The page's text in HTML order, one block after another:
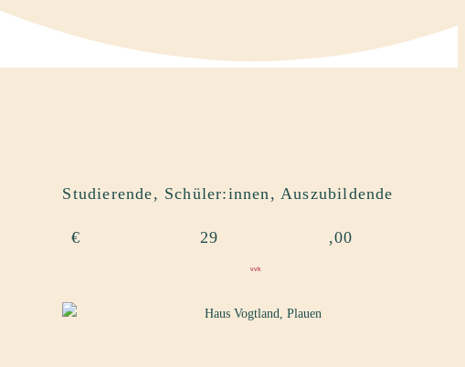
Studierende, Schüler:innen, Auszubildende
€ 29 ,00
vvk